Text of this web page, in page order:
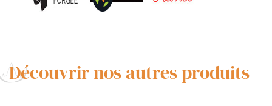
Découvrir nos autres produits